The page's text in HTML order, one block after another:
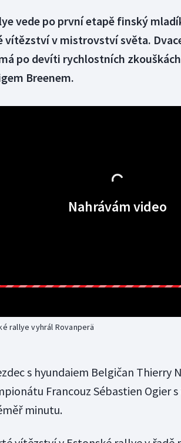
vede po první etapě finský
vítězství v mistrovství světa.
po devíti rychlostních
Breenem.
Nahrávám video
rallye vyhrál Rovanperä
s hyundaiem Belgičan Thierry
Francouz Sébastien Ogier
minutu.